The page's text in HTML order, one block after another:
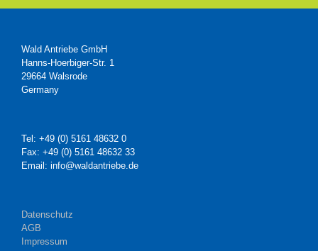
Wald Antriebe GmbH
Hanns-Hoerbiger-Str. 1
29664 Walsrode
Germany
Tel: +49 (0) 5161 48632 0
Fax: +49 (0) 5161 48632 33
Email: info@waldantriebe.de
Datenschutz
AGB
Impressum